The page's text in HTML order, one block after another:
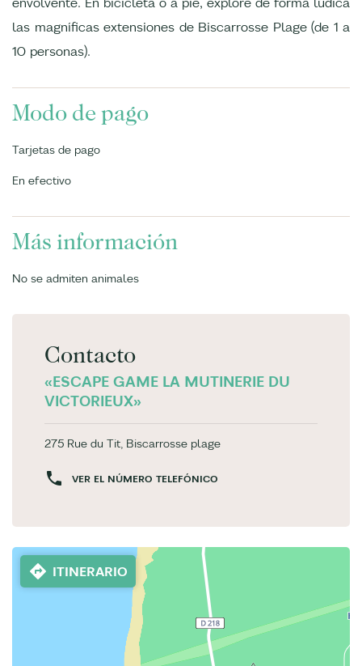
las magníficas extensiones de Biscarrosse Plage (de 1 a
10 personas).
Modo de pago
Tarjetas de pago
En efectivo
Más información
No se admiten animales
Contacto
«ESCAPE GAME LA MUTINERIE DU
VICTORIEUX»
275 Rue du Tit, Biscarrosse plage
VER EL NÚMERO TELEFÓNICO
ITINERARIO